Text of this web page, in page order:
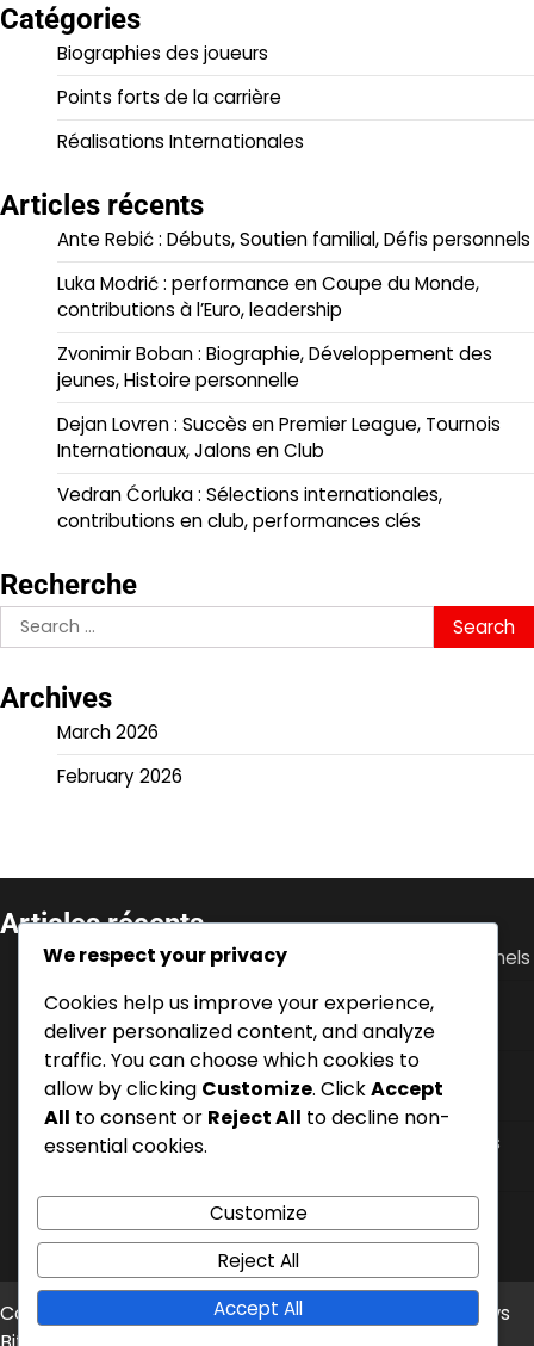
Catégories
Biographies des joueurs
Points forts de la carrière
Réalisations Internationales
Articles récents
Ante Rebić : Débuts, Soutien familial, Défis personnels
Luka Modrić : performance en Coupe du Monde,
contributions à l’Euro, leadership
Zvonimir Boban : Biographie, Développement des
jeunes, Histoire personnelle
Dejan Lovren : Succès en Premier League, Tournois
Internationaux, Jalons en Club
Vedran Ćorluka : Sélections internationales,
contributions en club, performances clés
Recherche
Search
for:
Archives
March 2026
February 2026
Articles récents
Ante Rebić : Débuts, Soutien familial, Défis personnels
Luka Modrić : performance en Coupe du Monde,
contributions à l’Euro, leadership
Zvonimir Boban : Biographie, Développement des
jeunes, Histoire personnelle
Dejan Lovren : Succès en Premier League, Tournois
Vedran Ćorluka : Sélections internationales,
contributions en club, performances clés
Copyright © 2026 basedeloisirs-lavare.fr
Theme: News
We respect your privacy
Cookies help us improve your experience,
deliver personalized content, and analyze
traffic. You can choose which cookies to
allow by clicking Customize. ClickAccept
All to consent or Reject All to decline non-
essential cookies.
Customize
Reject All
Accept All